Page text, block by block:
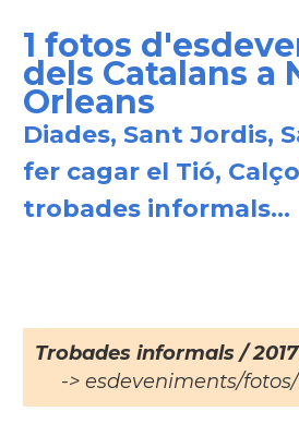
1 fotos
dels Catalans a
Orleans
Diades, Sant Jordis,
fer cagar el Tió,
trobades informals...
Trobades informals /
-> esdeveniments/